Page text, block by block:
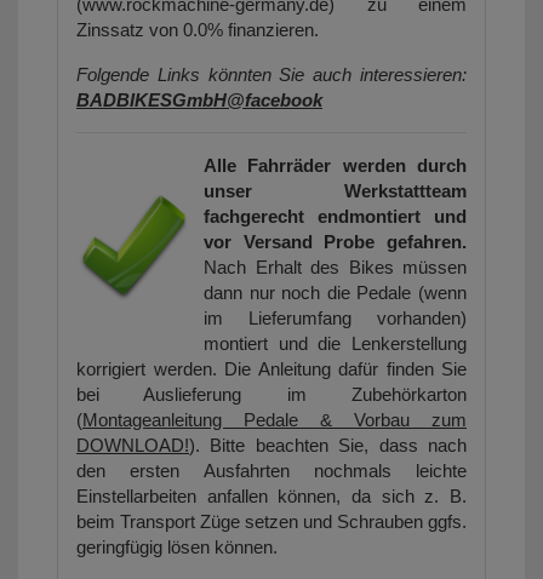
(www.rockmachine-germany.de) zu einem
Zinssatz von 0.0% finanzieren.
Folgende Links könnten Sie auch interessieren:
BADBIKESGmbH@facebook
Alle Fahrräder werden durch
unser Werkstattteam
fachgerecht endmontiert und
vor Versand Probe gefahren.
Nach Erhalt des Bikes müssen
dann nur noch die Pedale (wenn
im Lieferumfang vorhanden)
montiert und die Lenkerstellung
korrigiert werden. Die Anleitung dafür finden Sie
bei Auslieferung im Zubehörkarton
(Montageanleitung Pedale & Vorbau zum
DOWNLOAD!). Bitte beachten Sie, dass nach
den ersten Ausfahrten nochmals leichte
Einstellarbeiten anfallen können, da sich z. B.
beim Transport Züge setzen und Schrauben ggfs.
geringfügig lösen können.